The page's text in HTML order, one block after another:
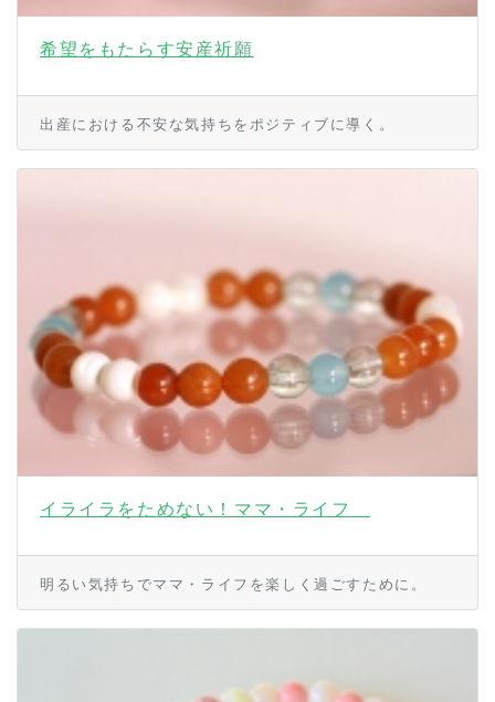
希望をもたらす安産祈願
出産における不安な気持ちをポジティブに導く。
イライラをためない！ママ・ライフ
明るい気持ちでママ・ライフを楽しく過ごすために。